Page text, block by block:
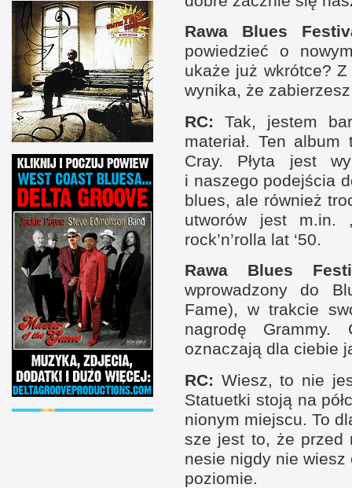
Rawa Blues
powiedzieć o n
ukaże już wkrótce?Z
wynika, że
RC: Tak, jestem
materiał. Ten
Cray. Płyta jest
i naszego podej­ścia
blues, ale rów­nież
utworów jest m.in.
rock’n’rolla lat ‘50.
Rawa Blues
wprowadzony do
Fame), w trak­cie
nagrodę
oznaczają dla ciebie
RC: Wiesz, to nie
Statuetki stoją na
nionym miej­scu. To
sze jest to, że
nesie nigdy nie
poziomie.